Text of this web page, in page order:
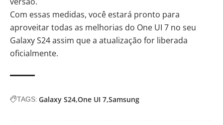
Com essas medidas, você estará pronto para
aproveitar todas as melhorias do One UI 7 no seu
Galaxy S24 assim que a atualização for liberada
oficialmente.
TAGS: Galaxy S24 One UI 7 Samsung